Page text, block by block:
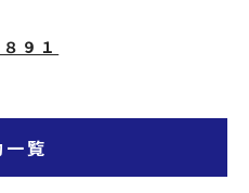
９１
覧